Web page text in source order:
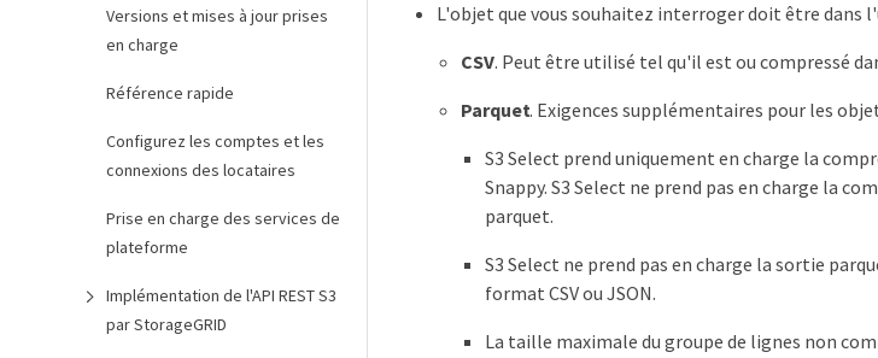
Versions et mises à jour prises
en charge
Référence rapide
Configurez les comptes et les
connexions des locataires
Prise en charge des services de
plateforme
Implémentation de l'API REST S3
par StorageGRID
L'objet que vous souhaitez interroger doit être dans
CSV. Peut être utilisé tel qu'il est ou compressé
Parquet. Exigences supplémentaires pour les
S3 Select prend uniquement en charge la
Snappy. S3 Select ne prend pas en charge la
parquet.
S3 Select ne prend pas en charge la sortie
format CSV ou JSON.
La taille maximale du groupe de lignes non